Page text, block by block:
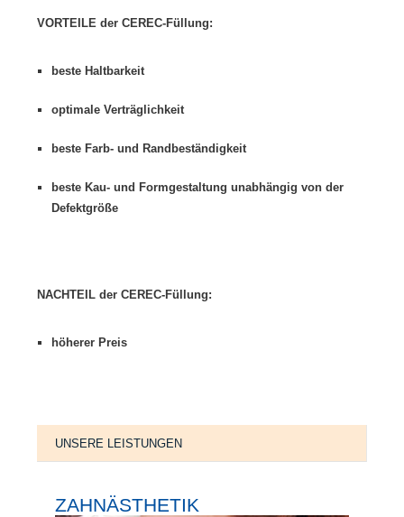
VORTEILE der CEREC-Füllung:
beste Haltbarkeit
optimale Verträglichkeit
beste Farb- und Randbeständigkeit
beste Kau- und Formgestaltung unabhängig von der
Defektgröße
NACHTEIL der CEREC-Füllung:
höherer Preis
UNSERE LEISTUNGEN
ZAHNÄSTHETIK